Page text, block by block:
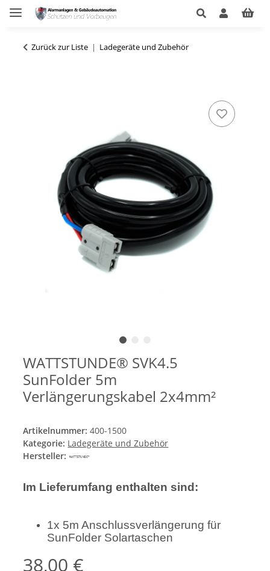
Zurück zur Liste Ladegeräte und Zubehör
WATTSTUNDE® SVK4.5
SunFolder 5m
Verlängerungskabel 2x4mm²
Artikelnummer:400-1500
Kategorie: Ladegeräte und Zubehör
Hersteller:
Im Lieferumfang enthalten sind:
1x 5m Anschlussverlängerung für
SunFolder Solartaschen
38,00 €